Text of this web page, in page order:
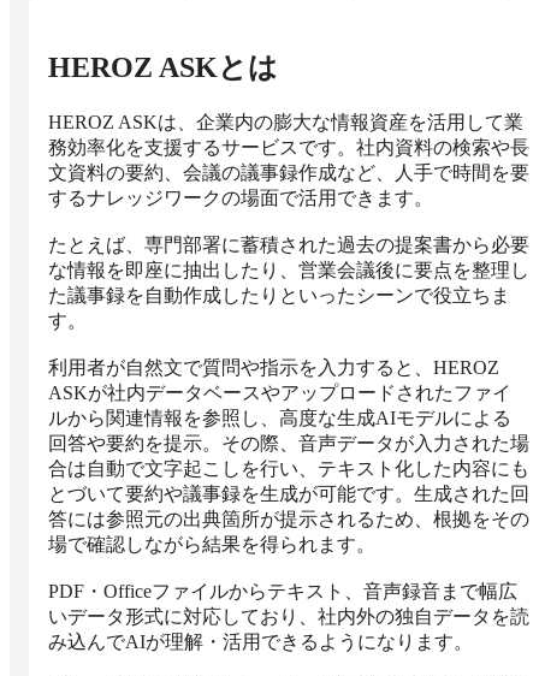
HEROZ ASKとは
HEROZ ASKは、企業内の膨大な情報資産を活用して業
務効率化を支援するサービスです。社内資料の検索や長
文資料の要約、会議の議事録作成など、人手で時間を要
するナレッジワークの場面で活用できます。
たとえば、専門部署に蓄積された過去の提案書から必要
な情報を即座に抽出したり、営業会議後に要点を整理し
た議事録を自動作成したりといったシーンで役立ちま
す。
利用者が自然文で質問や指示を入力すると、HEROZ
ASKが社内データベースやアップロードされたファイ
ルから関連情報を参照し、高度な生成AIモデルによる
回答や要約を提示。その際、音声データが入力された場
合は自動で文字起こしを行い、テキスト化した内容にも
とづいて要約や議事録を生成が可能です。生成された回
答には参照元の出典箇所が提示されるため、根拠をその
場で確認しながら結果を得られます。
PDF・Officeファイルからテキスト、音声録音まで幅広
いデータ形式に対応しており、社内外の独自データを読
み込んでAIが理解・活用できるようになります。